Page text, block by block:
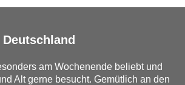
am Wochenende beliebt und
Alt gerne besucht. Gemütlich an den